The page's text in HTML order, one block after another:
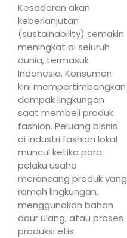
Kesadaran akan
keberlanjutan
(sustainability) semakin
meningkat di seluruh
dunia, termasuk
Indonesia. Konsumen
kini mempertimbangkan
dampak lingkungan
saat membeli produk
fashion. Peluang bisnis
di industri fashion lokal
muncul ketika para
pelaku usaha
merancang produk yang
ramah lingkungan,
menggunakan bahan
daur ulang, atau proses
produksi etis.